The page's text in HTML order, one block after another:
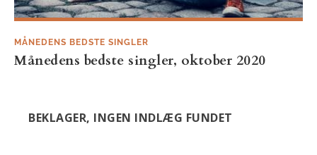
MÅNEDENS BEDSTE SINGLER
Månedens bedste singler, oktober 2020
BEKLAGER, INGEN INDLÆG FUNDET